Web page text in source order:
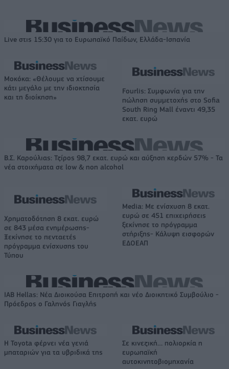
Live στις 15:30 για το Ευρωπαϊκό Παίδων, Ελλάδα-Ισπανία
Μοκόκα: «Θέλουμε να χτίσουμε
κάτι μεγάλο με την ιδιοκτησία
και τη διοίκηση»
Fourlis: Συμφωνία για την
πώληση συμμετοχής στο Sofia
South Ring Mall έναντι 49,35
εκατ. ευρώ
Β.Σ. Καρούλιας: Τζίρος 98,7 εκατ. ευρώ και αύξηση κερδών 57% - Τα
νέα στοιχήματα σε low & non alcohol
Χρηματοδότηση 8 εκατ. ευρώ
σε 843 μέσα ενημέρωσης-
Ξεκίνησε το πενταετές
πρόγραμμα ενίσχυσης του
Τύπου
Media: Με ενίσχυση 8 εκατ.
ευρώ σε 451 επιχειρήσεις
ξεκίνησε το πρόγραμμα
στήριξης- Κάλυψη εισφορών
ΕΔΟΕΑΠ
IAB Hellas: Νέα Διοικούσα Επιτροπή και νέο Διοικητικό Συμβούλιο -
Πρόεδρος ο Γαληνός Γιαγλής
Η Toyota φέρνει νέα γενιά
μπαταριών για τα υβριδικά της
Σε κινεζική… πολιορκία η
ευρωπαϊκή
αυτοκινητοβιομηχανία